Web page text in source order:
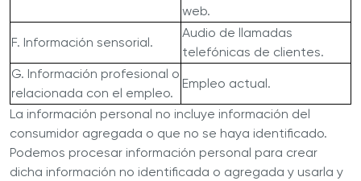
web.
F. Información sensorial.
Audio de llamadas
telefónicas de clientes.
G. Información profesional o
relacionada con el empleo.
Empleo actual.
La información personal no incluye información del
consumidor agregada o que no se haya identificado.
Podemos procesar información personal para crear
dicha información no identificada o agregada y usarla y